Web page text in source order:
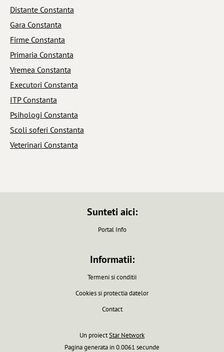
Distante Constanta
Gara Constanta
Firme Constanta
Primaria Constanta
Vremea Constanta
Executori Constanta
ITP Constanta
Psihologi Constanta
Scoli soferi Constanta
Veterinari Constanta
Sunteti aici:
Portal Info
Informatii:
Termeni si conditii
Cookies si protectia datelor
Contact
Un proiectStar Network
Pagina generata in 0.0061 secunde